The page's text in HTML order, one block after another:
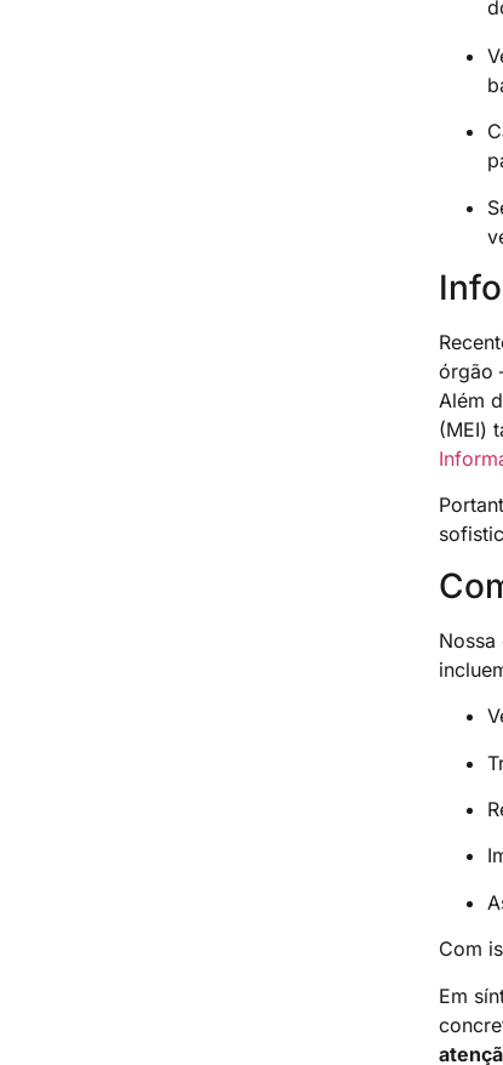
órgão
Além
(MEI)
Com
Em